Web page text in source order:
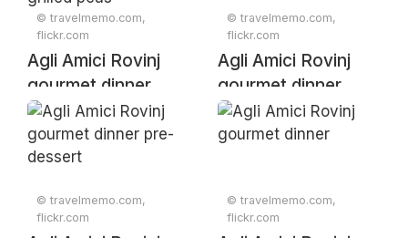
© travelmemo.com,
flickr.com
Agli Amici Rovinj
gourmet dinner
langoustines and
grilled peas
© travelmemo.com,
flickr.com
Agli Amici Rovinj
gourmet dinner
open kitchen
© travelmemo.com,
flickr.com
© travelmemo.com,
flickr.com